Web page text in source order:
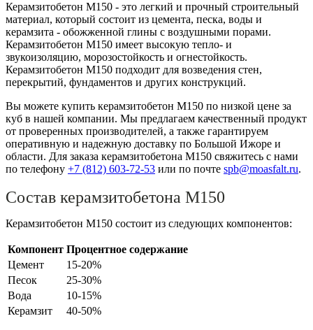
Керамзитобетон М150 - это легкий и прочный строительный
материал, который состоит из цемента, песка, воды и
керамзита - обожженной глины с воздушными порами.
Керамзитобетон М150 имеет высокую тепло- и
звукоизоляцию, морозостойкость и огнестойкость.
Керамзитобетон М150 подходит для возведения стен,
перекрытий, фундаментов и других конструкций.
Вы можете купить керамзитобетон М150 по низкой цене за
куб в нашей компании. Мы предлагаем качественный продукт
от проверенных производителей, а также гарантируем
оперативную и надежную доставку по Большой Ижоре и
области. Для заказа керамзитобетона М150 свяжитесь с нами
по телефону +7 (812) 603-72-53 или по почте spb@moasfalt.ru.
Состав керамзитобетона М150
Керамзитобетон М150 состоит из следующих компонентов:
Компонент Процентное содержание
Цемент
15-20%
Песок
25-30%
Вода
10-15%
Керамзит
40-50%